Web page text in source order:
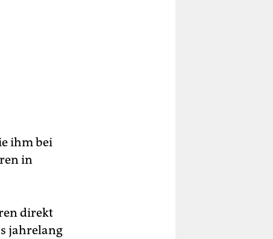
ihm bei
in
direkt
jahrelang